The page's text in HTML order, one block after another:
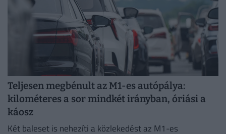
Teljesen megbénult az M1-es autópálya:
kilométeres a sor mindkét irányban, óriási a
káosz
Két baleset is nehezíti a közlekedést az M1-es